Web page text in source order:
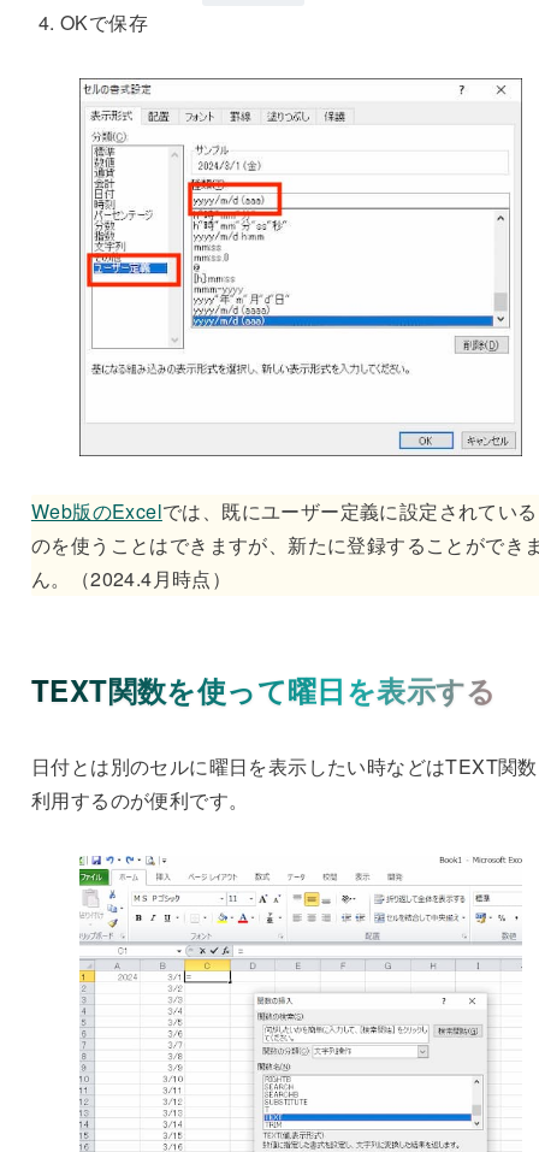
OKで保存
Web版のExcelでは、既にユーザー定義に設定されてい
のを使うことはできますが、新たに登録することができ
ん。（2024.4月時点）
TEXT関数を使って曜日を表示する
日付とは別のセルに曜日を表示したい時などはTEXT関
利用するのが便利です。